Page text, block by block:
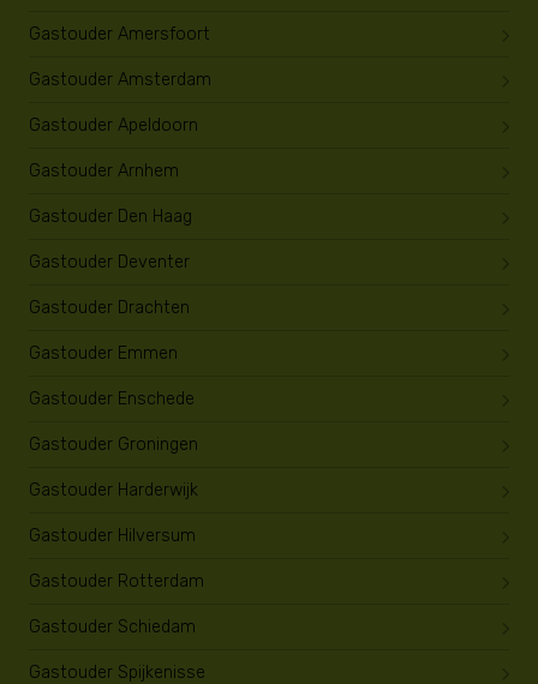
Gastouder Amersfoort
Gastouder Amsterdam
Gastouder Apeldoorn
Gastouder Arnhem
Gastouder Den Haag
Gastouder Deventer
Gastouder Drachten
Gastouder Emmen
Gastouder Enschede
Gastouder Groningen
Gastouder Harderwijk
Gastouder Hilversum
Gastouder Rotterdam
Gastouder Schiedam
Gastouder Spijkenisse